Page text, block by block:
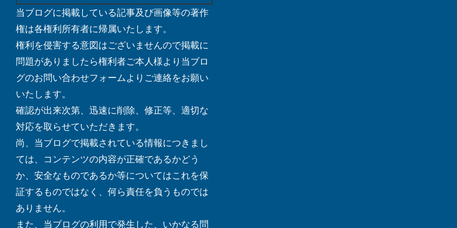
当ブログに掲載している記事及び画像等の著作
権は各権利所有者に帰属いたします。
権利を侵害する意図はございませんので掲載に
問題がありましたら権利者ご本人様より当ブロ
グのお問い合わせフォームよりご連絡をお願い
いたします。
確認が出来次第、迅速に削除、修正等、適切な
対応を取らせていただきます。
尚、当ブログで掲載されている情報につきまし
ては、コンテンツの内容が正確であるかどう
か、安全なものであるか等についてはこれを保
証するものではなく、何ら責任を負うものでは
ありません。
また、当ブログの利用で発生した、いかなる問